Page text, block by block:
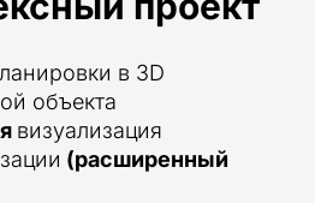
в 3D
объекта
визуализация
(расширенный